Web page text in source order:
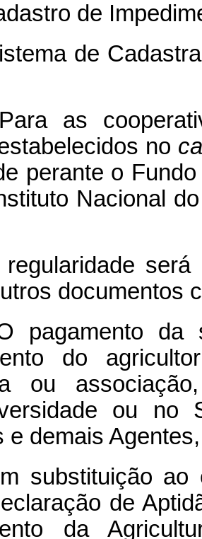
de
de
as
no
perante o
Nacional
será
documentos
da
do
ou
ou no
e demais
substituição ao
de
da